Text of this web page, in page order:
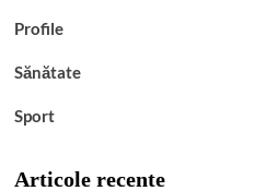
Profile
Sănătate
Sport
Articole recente